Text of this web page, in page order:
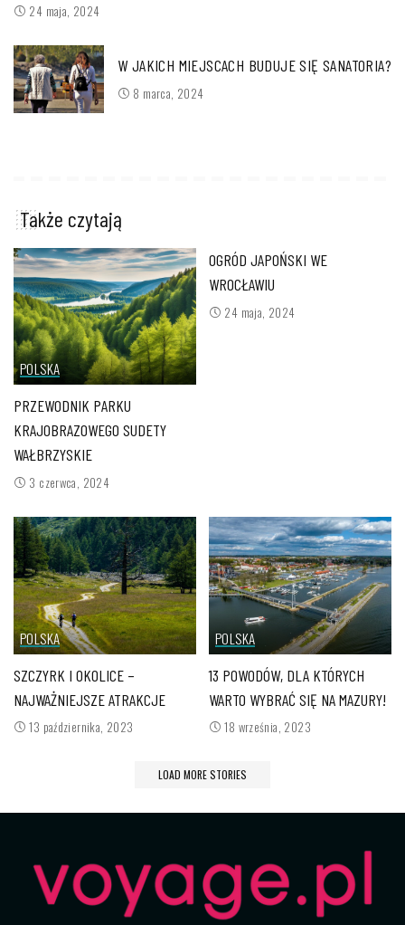
24 maja, 2024
W JAKICH MIEJSCACH BUDUJE SIĘ SANATORIA?
8 marca, 2024
Także czytają
POLSKA
PRZEWODNIK PARKU
KRAJOBRAZOWEGO SUDETY
WAŁBRZYSKIE
3 czerwca, 2024
OGRÓD JAPOŃSKI WE
WROCŁAWIU
24 maja, 2024
POLSKA
SZCZYRK I OKOLICE –
NAJWAŻNIEJSZE ATRAKCJE
13 października, 2023
POLSKA
13 POWODÓW, DLA KTÓRYCH
WARTO WYBRAĆ SIĘ NA MAZURY!
18 września, 2023
LOAD MORE STORIES